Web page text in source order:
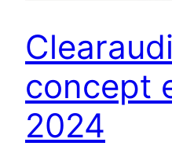
concept
2024